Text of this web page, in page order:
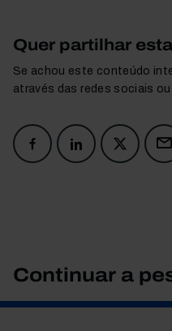
Quer partilhar
Se achou este conteúdo
através das redes sociais ou
Continuar a